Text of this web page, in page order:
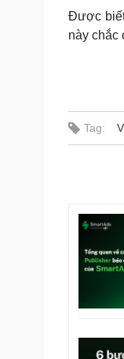
Được
này chắc
Tag: